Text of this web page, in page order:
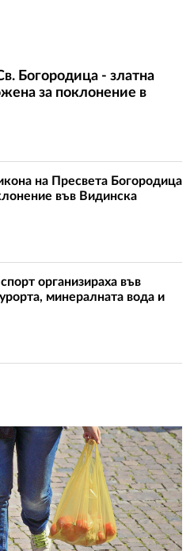
Богородица - златна
за поклонение в
на Пресвета Богородица
във Видинска
организираха във
минералната вода и